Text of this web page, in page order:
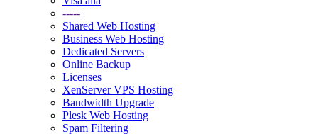
-----
Shared Web Hosting
Business Web Hosting
Dedicated Servers
Online Backup
Licenses
XenServer VPS Hosting
Bandwidth Upgrade
Plesk Web Hosting
Spam Filtering